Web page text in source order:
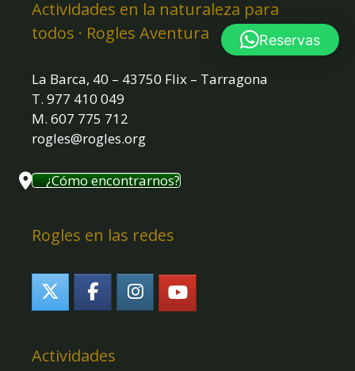
Actividades en la naturaleza para
todos · Rogles Aventura
La Barca, 40 – 43750 Flix – Tarragona
T. 977 410 049
M. 607 775 712
rogles@rogles.org
¿Cómo encontrarnos?
Rogles en las redes
Actividades
Reservas